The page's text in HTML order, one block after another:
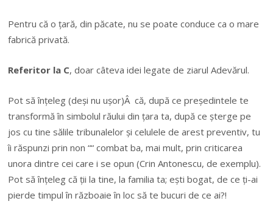
Pentru că o țară, din păcate, nu se poate conduce ca o mare
fabrică privată.
Referitor la C, doar câteva idei legate de ziarul Adevărul.
Pot să înțeleg (deși nu ușor)Â că, după ce președintele te
transformă în simbolul răului din țara ta, după ce șterge pe
jos cu tine sălile tribunalelor și celulele de arest preventiv, tu
îi răspunzi prin non ““ combat ba, mai mult, prin criticarea
unora dintre cei care i se opun (Crin Antonescu, de exemplu).
Pot să înțeleg că ții la tine, la familia ta; ești bogat, de ce ți-ai
pierde timpul în războaie în loc să te bucuri de ce ai?!